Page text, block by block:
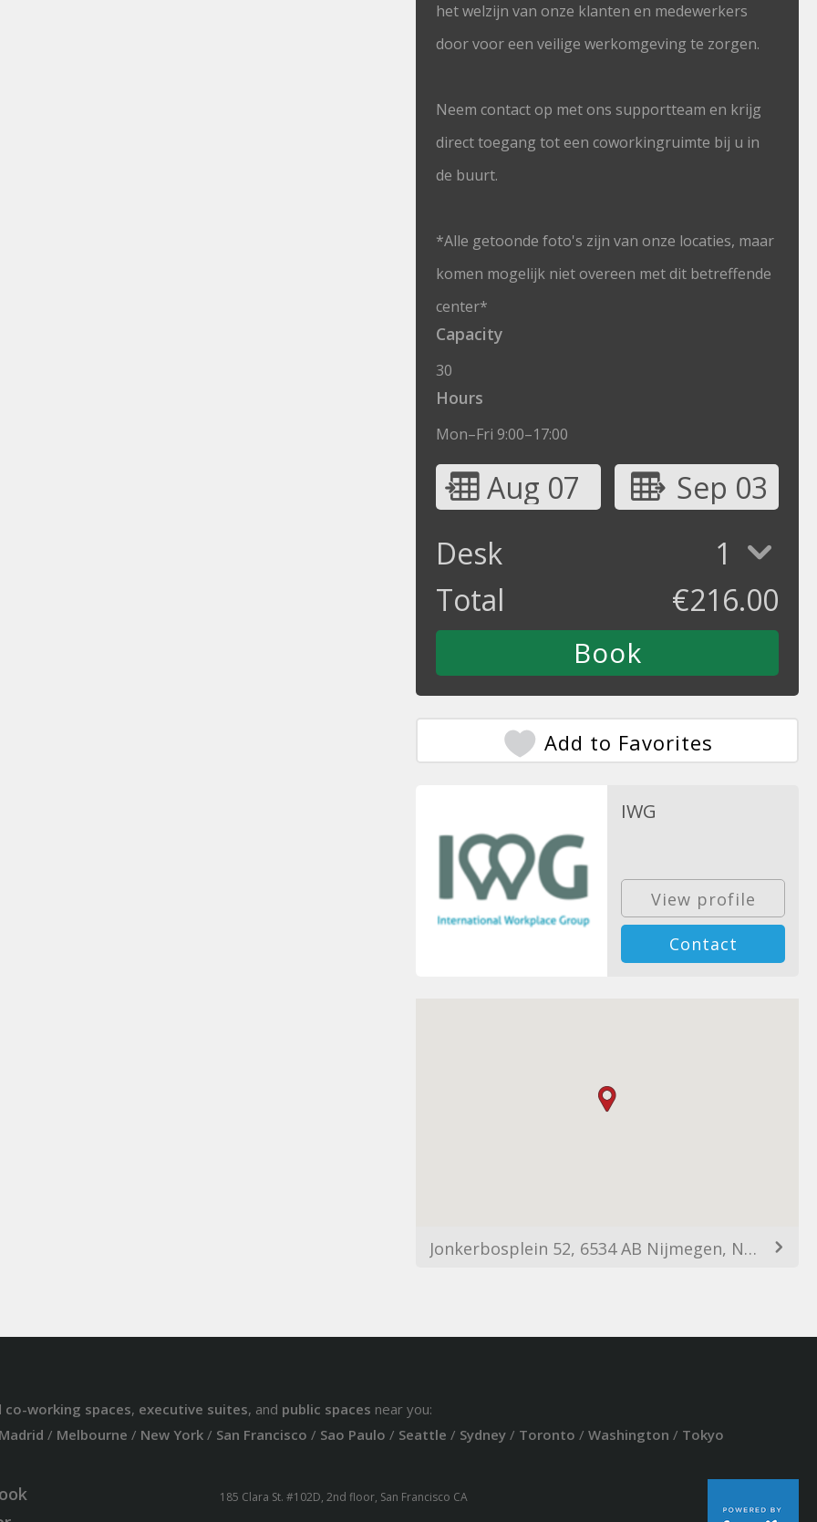
het welzijn van onze klanten en medewerkers
door voor een veilige werkomgeving te zorgen.
Neem contact op met ons supportteam en krijg
direct toegang tot een coworkingruimte bij u in
de buurt.
*Alle getoonde foto's zijn van onze locaties, maar
komen mogelijk niet overeen met dit betreffende
center*
Capacity
30
Hours
Mon–Fri 9:00–17:00
Aug 07
Sep 03
Desk
1
Total
€216.00
Add to Favorites
IWG
View profile
Contact
Jonkerbosplein 52, 6534 AB Nijmegen, Netherlands
co-working spaces, executive suites, and public spaces near you:
Madrid / Melbourne / New York/ San Francisco / Sao Paulo / Seattle / Sydney/ Toronto / Washington / Tokyo
185 Clara St. #102D, 2nd floor, San Francisco CA